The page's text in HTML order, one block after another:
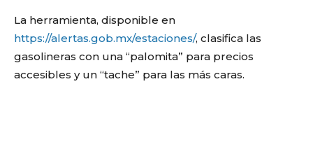
La herramienta, disponible en
https://alertas.gob.mx/estaciones/, clasifica las
gasolineras con una “palomita” para precios
accesibles y un “tache” para las más caras.